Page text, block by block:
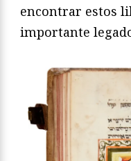
encontrar estos
importante